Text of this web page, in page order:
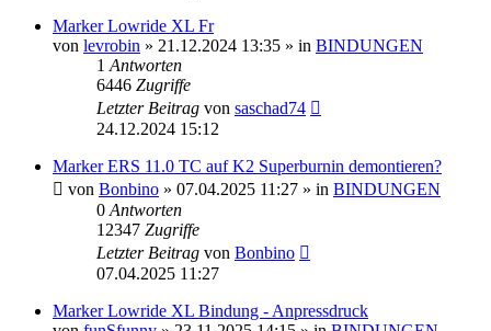
Marker Lowride XL Fr
von levrobin » 21.12.2024 13:35 » in BINDUNGEN
1 Antworten
6446 Zugriffe
Letzter Beitrag von saschad74
24.12.2024 15:12
Marker ERS 11.0 TC auf K2 Superburnin demontieren?
von Bonbino » 07.04.2025 11:27 » in BINDUNGEN
0 Antworten
12347 Zugriffe
Letzter Beitrag von Bonbino
07.04.2025 11:27
Marker Lowride XL Bindung - Anpressdruck